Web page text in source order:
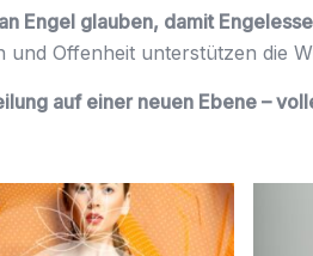
Engel glauben, damit
und Offenheit unterstützen die
auf einer neuen Ebene –